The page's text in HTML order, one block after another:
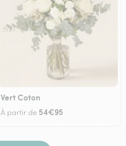
Vert Coton
À partir de 54€95